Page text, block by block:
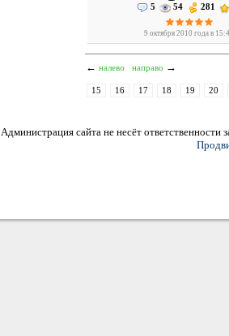
5 54 281
9 октября 2010 года в
← налево направо →
15 16 17 18 19 20
Администрация сайта не несёт ответственности